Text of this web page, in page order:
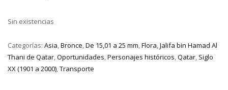
Sin existencias
Categorías: Asia,Bronce,De 15,01 a 25 mm,Flora,Jalifa bin Hamad Al
Thani de Qatar,Oportunidades,Personajes históricos,Qatar, Siglo
XX (1901 a 2000),Transporte